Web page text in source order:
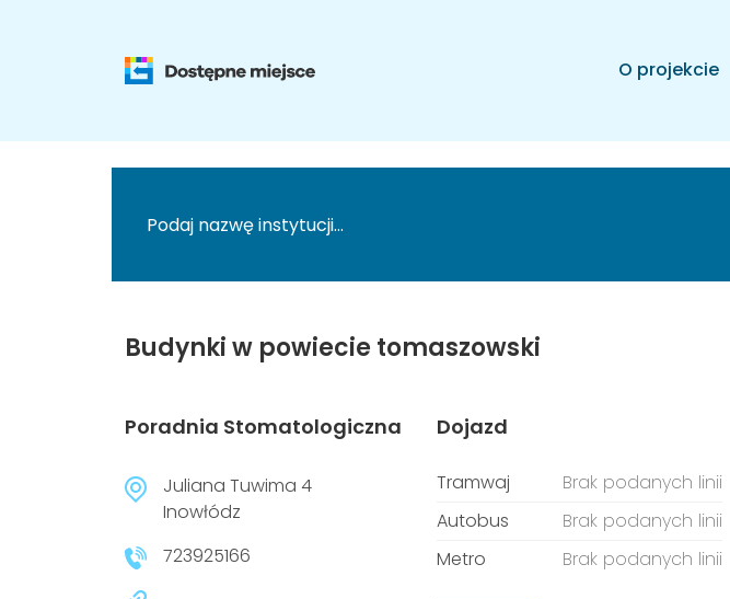
O projekcie
Budynki w powiecie tomaszowski
Poradnia Stomatologiczna
Juliana Tuwima 4
Inowłódz
723925166
Dojazd
Tramwaj
Brak podanych linii
Autobus
Brak podanych linii
Metro
Brak podanych linii